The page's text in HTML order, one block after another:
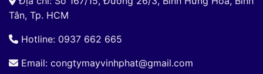
Tân, Tp. HCM
Hotline: 0937 662 665
Email: congtymayvinhphat@gmail.com